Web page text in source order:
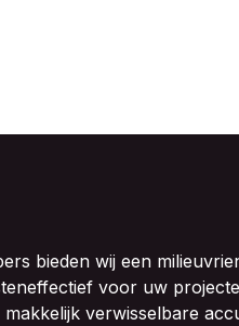
bieden wij een
voor uw
verwisselbare